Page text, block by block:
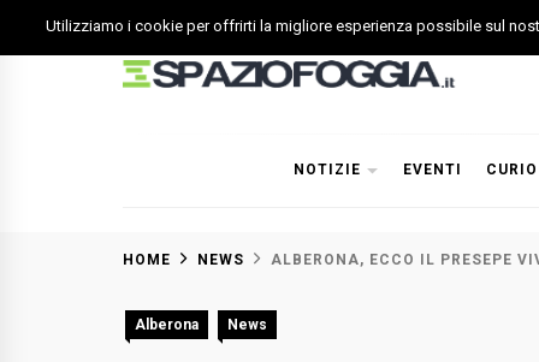
to
NOTIZIE EVENTI
HOME NEWS ALBERONA, ECCO IL PRESEPE
Alberona News
Utilizziamo i cookie per offrirti la migliore esperienza possibile sul